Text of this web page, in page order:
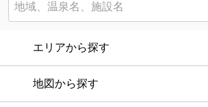
エリアから探す
地図から探す